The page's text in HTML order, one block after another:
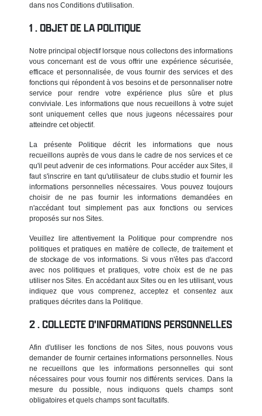
dans nos Conditions d'utilisation.
OBJET DE LA POLITIQUE
Notre principal objectif lorsque nous collectons des informations
vous concernant est de vous offrir une expérience sécurisée,
efficace et personnalisée, de vous fournir des services et des
fonctions qui répondent à vos besoins et de personnaliser notre
service pour rendre votre expérience plus sûre et plus
conviviale. Les informations que nous recueillons à votre sujet
sont uniquement celles que nous jugeons nécessaires pour
atteindre cet objectif.
La présente Politique décrit les informations que nous
recueillons auprès de vous dans le cadre de nos services et ce
qu'il peut advenir de ces informations. Pour accéder aux Sites, il
faut s'inscrire en tant qu'utilisateur de clubs.studio et fournir les
informations personnelles nécessaires. Vous pouvez toujours
choisir de ne pas fournir les informations demandées en
n'accédant tout simplement pas aux fonctions ou services
proposés sur nos Sites.
Veuillez lire attentivement la Politique pour comprendre nos
politiques et pratiques en matière de collecte, de traitement et
de stockage de vos informations. Si vous n'êtes pas d'accord
avec nos politiques et pratiques, votre choix est de ne pas
utiliser nos Sites. En accédant aux Sites ou en les utilisant, vous
indiquez que vous comprenez, acceptez et consentez aux
pratiques décrites dans la Politique.
COLLECTE D'INFORMATIONS PERSONNELLES
Afin d'utiliser les fonctions de nos Sites, nous pouvons vous
demander de fournir certaines informations personnelles. Nous
ne recueillons que les informations personnelles qui sont
nécessaires pour vous fournir nos différents services. Dans la
mesure du possible, nous indiquons quels champs sont
obligatoires et quels champs sont facultatifs.